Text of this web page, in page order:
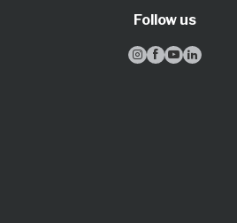
Follow us
   